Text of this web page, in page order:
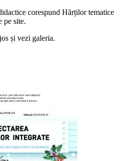
corespund Hărților tematice
pe site.
și vezi galeria.